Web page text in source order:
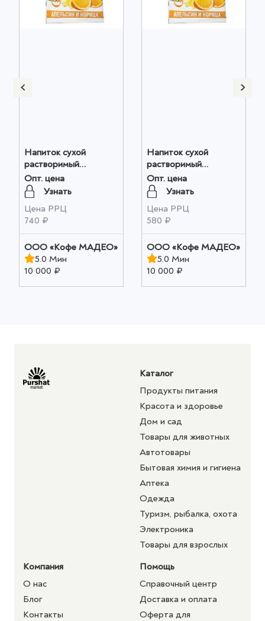
Напиток сухой
растворимый
"Имбирный"
Апельсин-корица
20шт*0,010кг, ТМ
MADEO оптом
Опт. цена
Узнать
Цена РРЦ
740 ₽
OOO «Кофе МАДЕО»
5.0 Мин
10 000 ₽
Напиток сухой
растворимый
"Имбирный"
Апельсин-корица М/У
10шт*0,010кг, ТМ
MADEO оптом
Опт. цена
Узнать
Цена РРЦ
580 ₽
OOO «Кофе МАДЕО»
5.0 Мин
10 000 ₽
Каталог
Продукты питания
Красота и здоровье
Дом и сад
Товары для животных
Автотовары
Бытовая химия и гигиена
Аптека
Одежда
Туризм, рыбалка, охота
Электроника
Товары для взрослых
Компания
О нас
Блог
Контакты
Помощь
Справочный центр
Доставка и оплата
Оферта для